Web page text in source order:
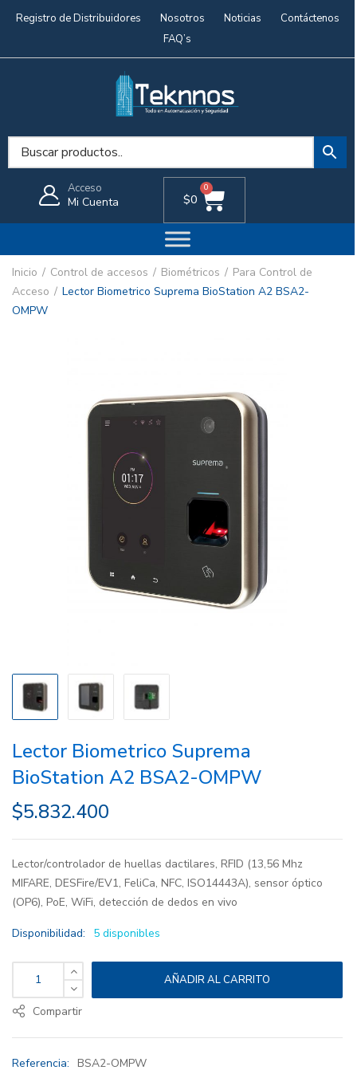
Registro de Distribuidores Nosotros Noticias
Contáctenos
FAQ’s
Acceso
Mi Cuenta $0
0
Inicio Control de accesos Biométricos
Para Control de
Acceso
Lector Biometrico Suprema BioStation A2 BSA2-
OMPW
Lector Biometrico Suprema
BioStation A2 BSA2-OMPW
$5.832.400
Lector/controlador de huellas dactilares, RFID (13,56 Mhz
MIFARE, DESFire/EV1, FeliCa, NFC, ISO14443A), sensor óptico
(OP6), PoE, WiFi, detección de dedos en vivo
Disponibilidad: 5 disponibles
AÑADIR AL CARRITO
Compartir
Referencia: BSA2-OMPW